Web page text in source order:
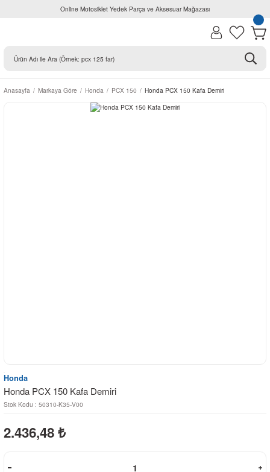
Online Motosiklet Yedek Parça ve Aksesuar Mağazası
Anasayfa Markaya Göre Honda PCX 150 Honda PCX 150 Kafa Demiri
Honda
Honda PCX 150 Kafa Demiri
Stok Kodu : 50310-K35-V00
2.436,48 ₺